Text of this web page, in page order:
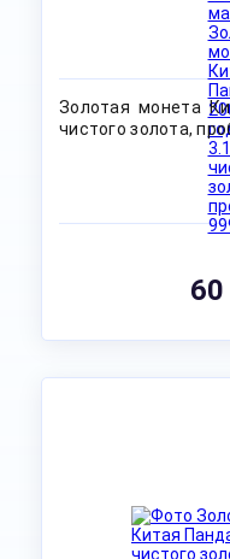
Золотая монета
чистого золота,